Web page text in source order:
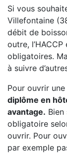
Si vous
Villefontaine
débit de
outre,
obligatoires.
à suivre
Pour ouvrir
diplôme en
avantage. Bien
obligatoire
ouvrir. Pour
par exemple